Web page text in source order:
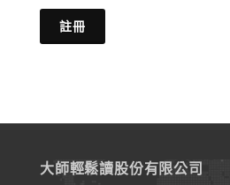
註冊
大師輕鬆讀股份有限公司